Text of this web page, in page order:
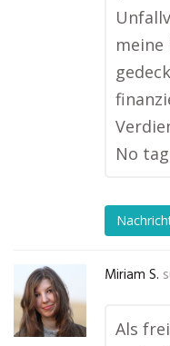
meine
No
Miriam S.
Als